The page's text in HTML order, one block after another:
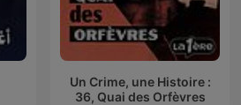
Un Crime, une Histoire :
36, Quai des Orfèvres